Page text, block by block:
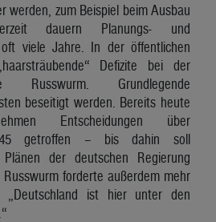
werden, zum Beispiel beim Ausbau
dauern Planungs- und
oft viele Jahre. In der öffentlichen
Defizite bei der
Russwurm. Grundlegende
beseitigt werden. Bereits heute
Entscheidungen über
getroffen – bis dahin soll
der deutschen Regierung
forderte außerdem mehr
„Deutschland ist hier unter den